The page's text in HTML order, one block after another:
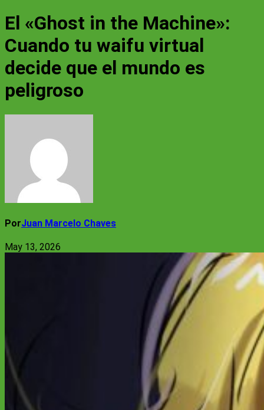
El «Ghost in the Machine»:
Cuando tu waifu virtual
decide que el mundo es
peligroso
PorJuan Marcelo Chaves
May 13, 2026